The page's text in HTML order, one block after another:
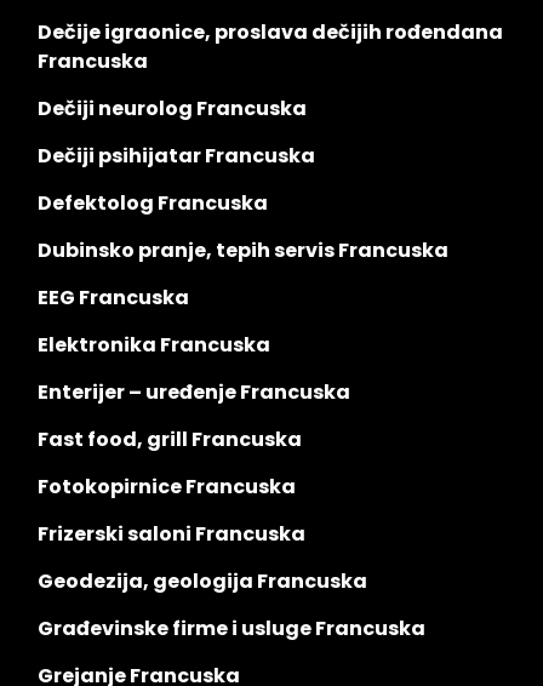
Dečije igraonice, proslava dečijih rođendana
Francuska
Dečiji neurolog Francuska
Dečiji psihijatar Francuska
Defektolog Francuska
Dubinsko pranje, tepih servis Francuska
EEG Francuska
Elektronika Francuska
Enterijer – uređenje Francuska
Fast food, grill Francuska
Fotokopirnice Francuska
Frizerski saloni Francuska
Geodezija, geologija Francuska
Građevinske firme i usluge Francuska
Grejanje Francuska